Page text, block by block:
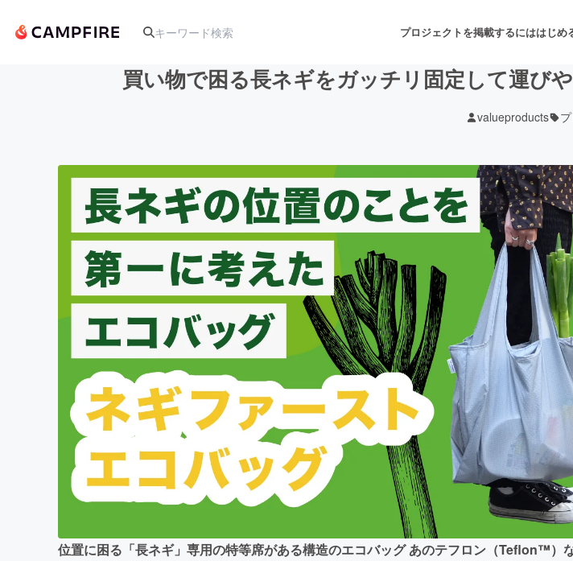
プロジェクトを掲載するにははじめ
アート・写真 音楽
テクノロジー・ガジェット
映像・映画 書籍・雑誌出版
ビジネス・起業 チャレンジ
まちづくり・地域活性化
CAMPFIRE for Social Good
CAMPFIREふるさと納税
買い物で困る長ネギをガッチリ固定して運び
valueproducts
位置に困る「長ネギ」専用の特等席がある構造のエコバッグ あのテフロン（Teflon™）な